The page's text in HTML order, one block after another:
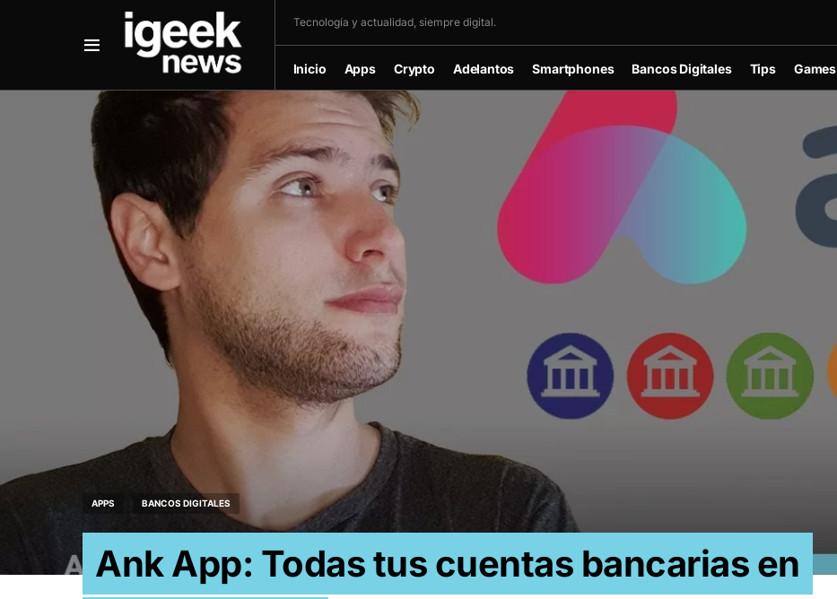
Tecnología y actualidad, siempre digital.
Inicio Apps Crypto Adelantos Smartphones Bancos Digitales Tips Games
APPS BANCOS DIGITALES
Ank App: Todas tus cuentas bancarias en